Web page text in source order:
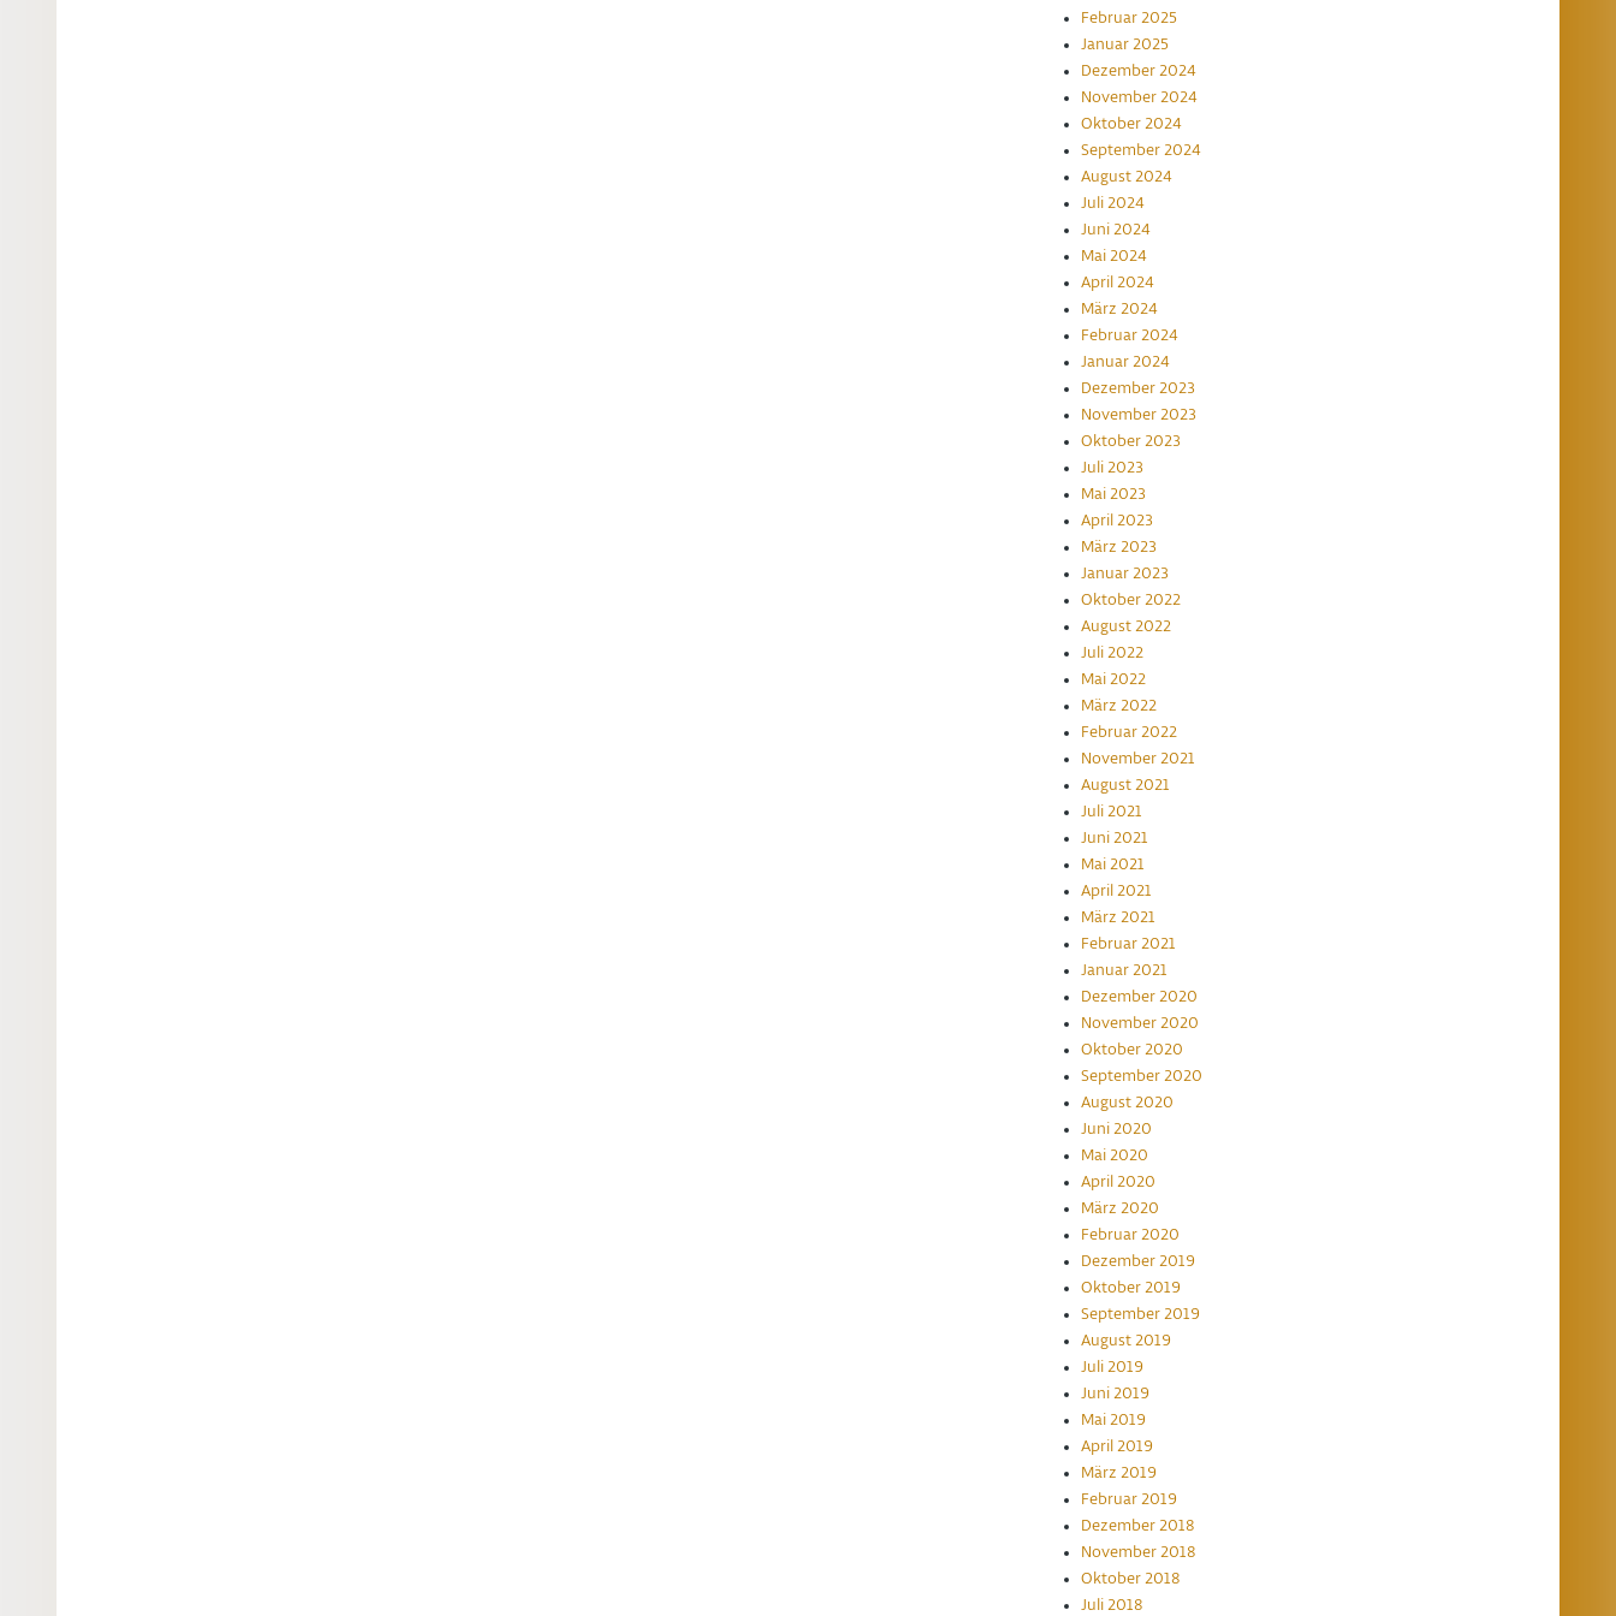
Februar 2025
Januar 2025
Dezember 2024
November 2024
Oktober 2024
September 2024
August 2024
Juli 2024
Juni 2024
Mai 2024
April 2024
März 2024
Februar 2024
Januar 2024
Dezember 2023
November 2023
Oktober 2023
Juli 2023
Mai 2023
April 2023
März 2023
Januar 2023
Oktober 2022
August 2022
Juli 2022
Mai 2022
März 2022
Februar 2022
November 2021
August 2021
Juli 2021
Juni 2021
Mai 2021
April 2021
März 2021
Februar 2021
Januar 2021
Dezember 2020
November 2020
Oktober 2020
September 2020
August 2020
Juni 2020
Mai 2020
April 2020
März 2020
Februar 2020
Dezember 2019
Oktober 2019
September 2019
August 2019
Juli 2019
Juni 2019
Mai 2019
April 2019
März 2019
Februar 2019
Dezember 2018
November 2018
Oktober 2018
Juli 2018